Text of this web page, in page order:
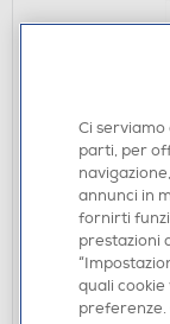
MODELLATORI E
BABYLISS -
BLU/ORO
€ 69,90
Ci
parti, per
annunci in
fornirti
prestazioni
quali
preferenze.